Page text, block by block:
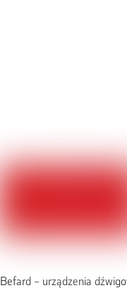
Befard – urządzenia